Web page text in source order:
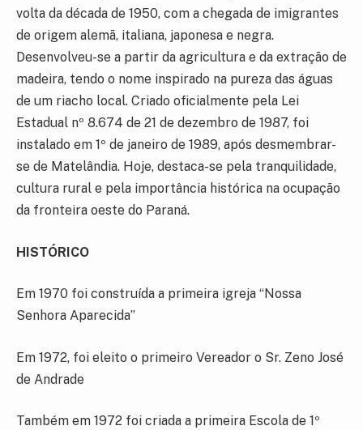
volta da década de 1950, com a chegada de imigrantes
de origem alemã, italiana, japonesa e negra.
Desenvolveu-se a partir da agricultura e da extração de
madeira, tendo o nome inspirado na pureza das águas
de um riacho local. Criado oficialmente pela Lei
Estadual nº 8.674 de 21 de dezembro de 1987, foi
instalado em 1º de janeiro de 1989, após desmembrar-
se de Matelândia. Hoje, destaca-se pela tranquilidade,
cultura rural e pela importância histórica na ocupação
da fronteira oeste do Paraná.
HISTÓRICO
Em 1970 foi construída a primeira igreja “Nossa
Senhora Aparecida”
Em 1972, foi eleito o primeiro Vereador o Sr. Zeno José
de Andrade
Também em 1972 foi criada a primeira Escola de 1º